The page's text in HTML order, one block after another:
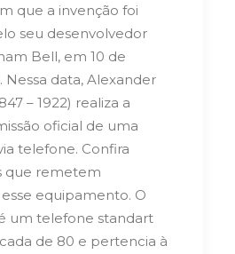
que a invenção foi
seu desenvolvedor
Bell, em 10 de
Nessa data, Alexander
– 1922) realiza a
oficial de uma
telefone. Confira
que remetem
equipamento. O
um telefone standart
de 80 e pertencia à